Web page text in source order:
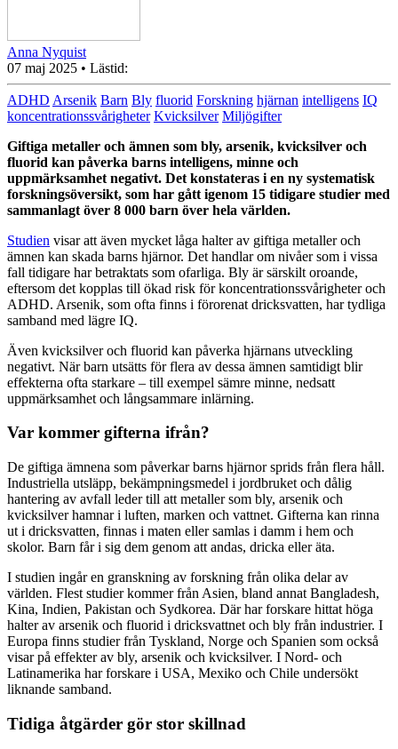
Anna Nyquist
07 maj 2025 • Lästid:
ADHD Arsenik Barn Bly fluorid Forskning hjärnan intelligens IQ
koncentrationssvårigheter Kvicksilver Miljögifter
Giftiga metaller och ämnen som bly, arsenik, kvicksilver och
fluorid kan påverka barns intelligens, minne och
uppmärksamhet negativt. Det konstateras i en ny systematisk
forskningsöversikt, som har gått igenom 15 tidigare studier med
sammanlagt över 8 000 barn över hela världen.
Studien visar att även mycket låga halter av giftiga metaller och
ämnen kan skada barns hjärnor. Det handlar om nivåer som i vissa
fall tidigare har betraktats som ofarliga. Bly är särskilt oroande,
eftersom det kopplas till ökad risk för koncentrationssvårigheter och
ADHD. Arsenik, som ofta finns i förorenat dricksvatten, har tydliga
samband med lägre IQ.
Även kvicksilver och fluorid kan påverka hjärnans utveckling
negativt. När barn utsätts för flera av dessa ämnen samtidigt blir
effekterna ofta starkare – till exempel sämre minne, nedsatt
uppmärksamhet och långsammare inlärning.
Var kommer gifterna ifrån?
De giftiga ämnena som påverkar barns hjärnor sprids från flera håll.
Industriella utsläpp, bekämpningsmedel i jordbruket och dålig
hantering av avfall leder till att metaller som bly, arsenik och
kvicksilver hamnar i luften, marken och vattnet. Gifterna kan rinna
ut i dricksvatten, finnas i maten eller samlas i damm i hem och
skolor. Barn får i sig dem genom att andas, dricka eller äta.
I studien ingår en granskning av forskning från olika delar av
världen. Flest studier kommer från Asien, bland annat Bangladesh,
Kina, Indien, Pakistan och Sydkorea. Där har forskare hittat höga
halter av arsenik och fluorid i dricksvattnet och bly från industrier. I
Europa finns studier från Tyskland, Norge och Spanien som också
visar på effekter av bly, arsenik och kvicksilver. I Nord- och
Latinamerika har forskare i USA, Mexiko och Chile undersökt
liknande samband.
Tidiga åtgärder gör stor skillnad